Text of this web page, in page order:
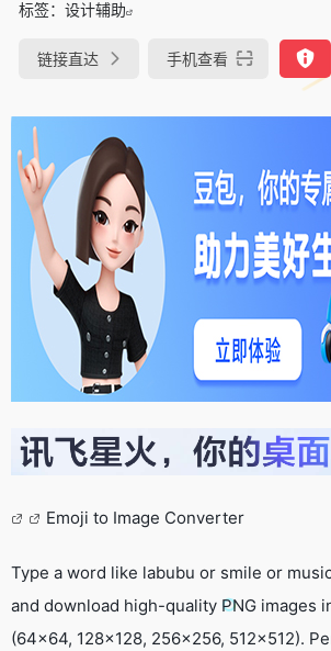
标签： 设计辅助
链接直达 手机查看
Emoji to Image Converter
Type a word like labubu or smile or
and download high-quality PNG images
(64×64, 128×128, 256×256, 512×512).